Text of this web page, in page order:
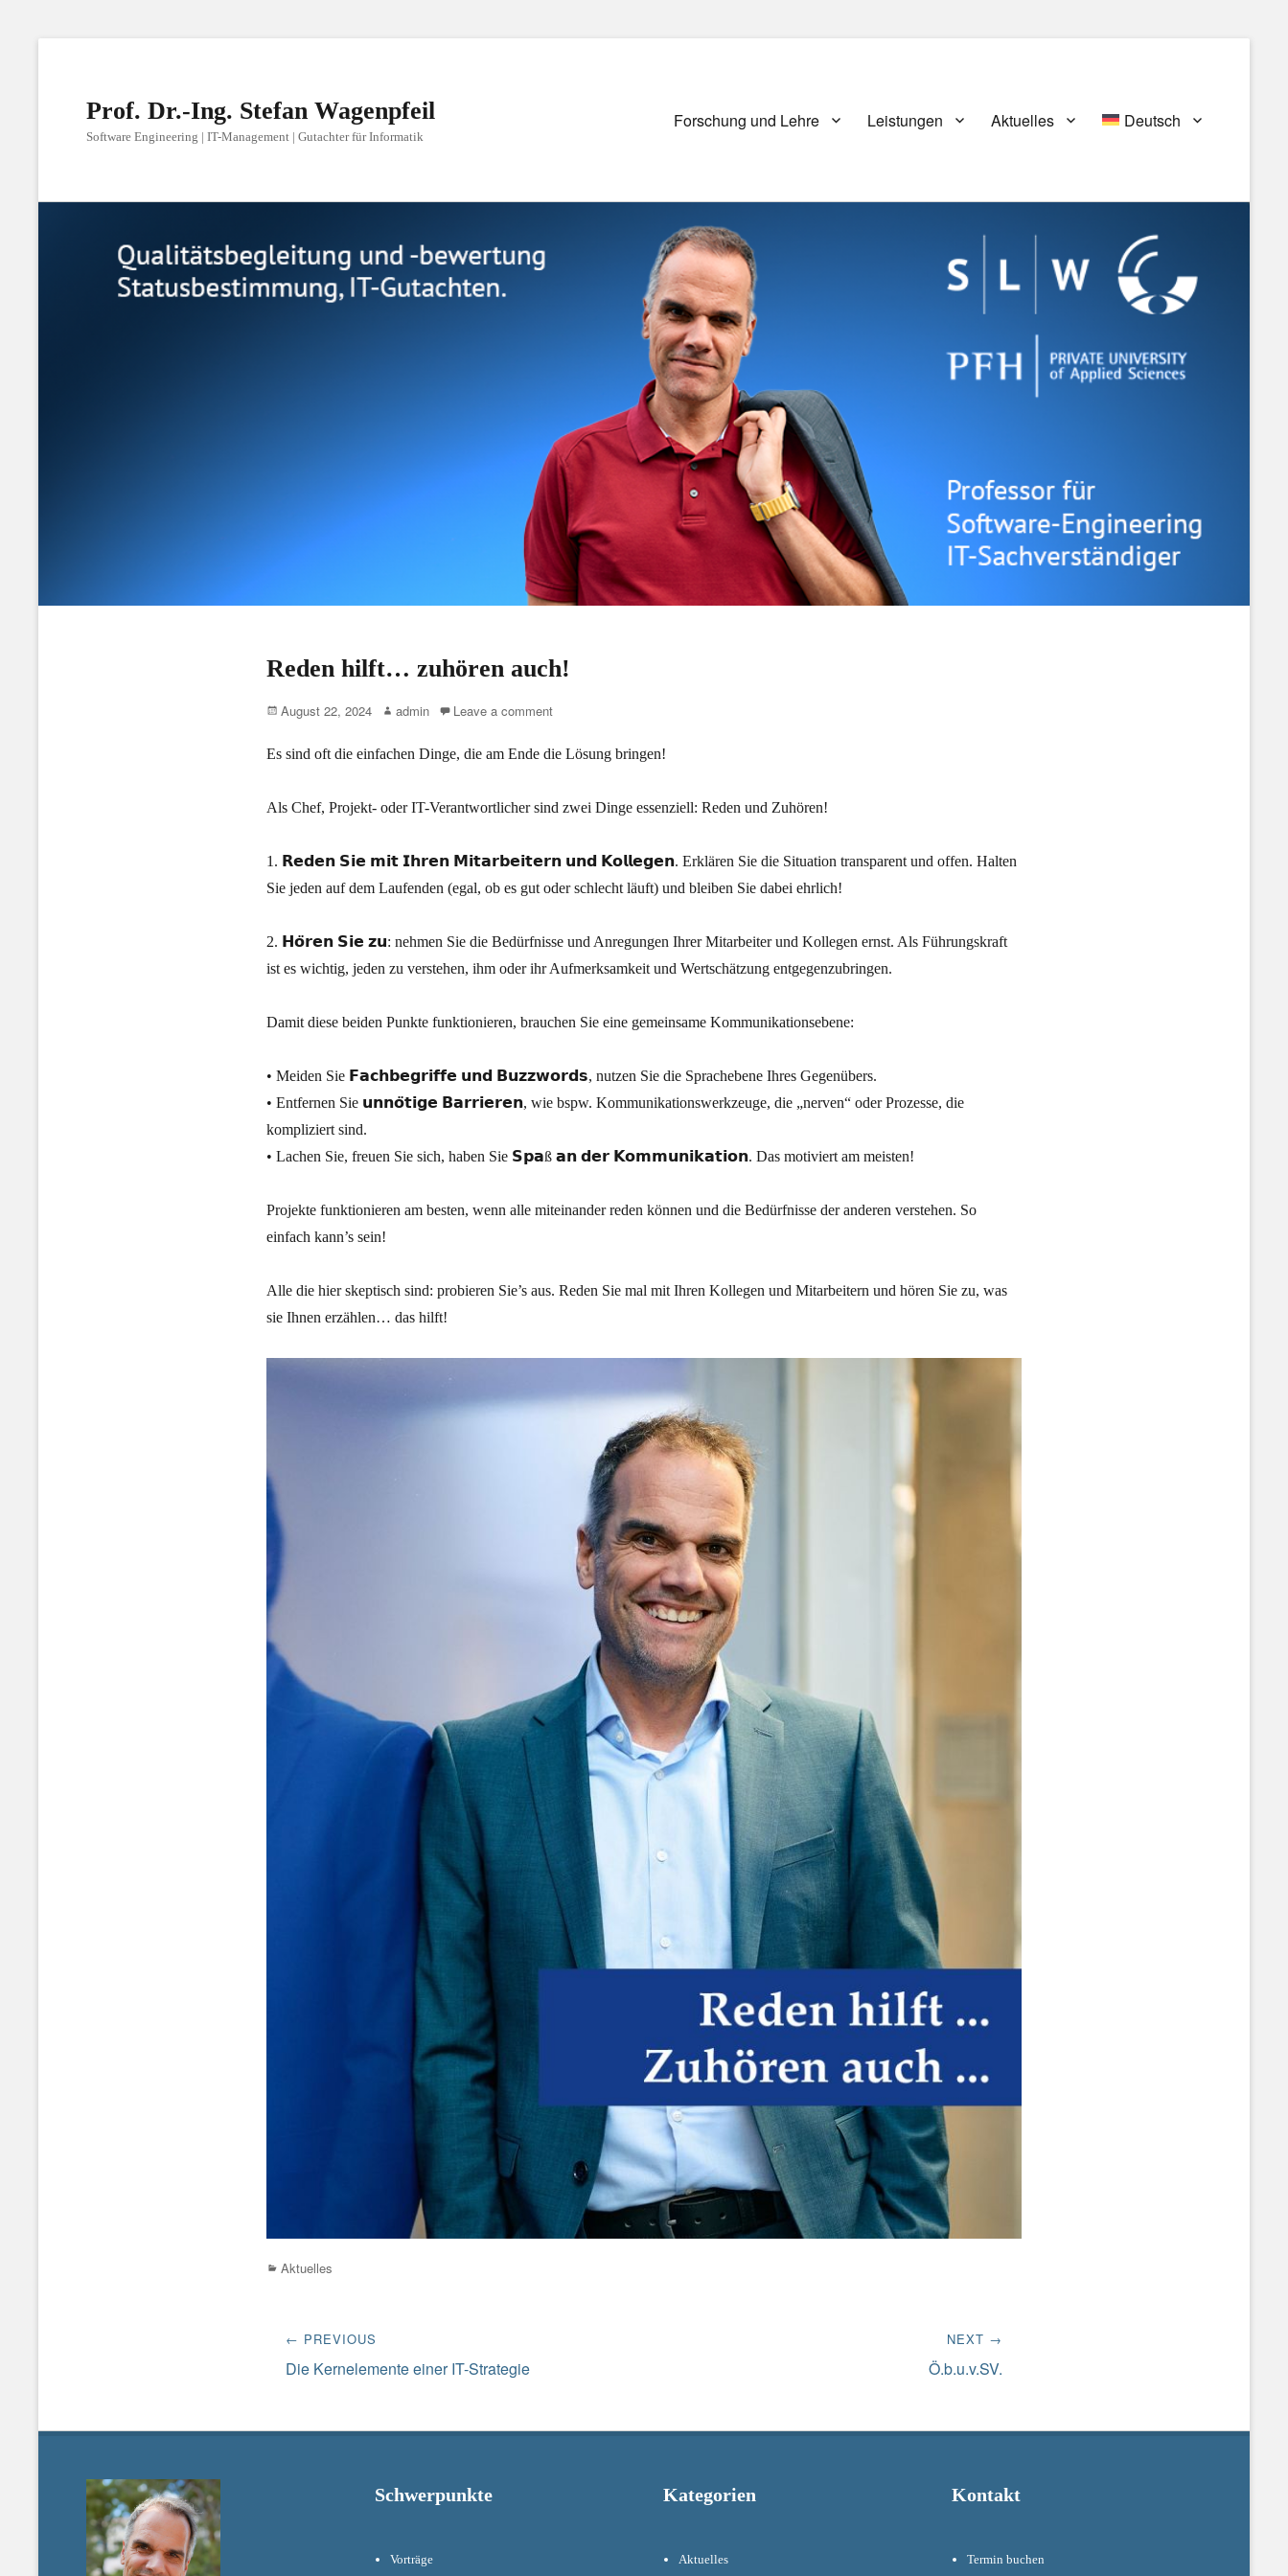
Prof. Dr.-Ing. Stefan Wagenpfeil
Software Engineering | IT-Management | Gutachter für Informatik
Primary
Forschung und Lehre Leistungen Aktuelles Deutsch
Reden hilft… zuhören auch!
Posted
August 22, 2024 Author
admin Leave a comment
Es sind oft die einfachen Dinge, die am Ende die Lösung bringen!
Als Chef, Projekt- oder IT-Verantwortlicher sind zwei Dinge essenziell: Reden und Zuhören!
1. 𝗥𝗲𝗱𝗲𝗻 𝗦𝗶𝗲 𝗺𝗶𝘁 𝗜𝗵𝗿𝗲𝗻 𝗠𝗶𝘁𝗮𝗿𝗯𝗲𝗶𝘁𝗲𝗿𝗻 𝘂𝗻𝗱 𝗞𝗼𝗹𝗹𝗲𝗴𝗲𝗻. Erklären Sie die Situation transparent und offen. Halten
Sie jeden auf dem Laufenden (egal, ob es gut oder schlecht läuft) und bleiben Sie dabei ehrlich!
2. 𝗛𝗼̈𝗿𝗲𝗻 𝗦𝗶𝗲 𝘇𝘂: nehmen Sie die Bedürfnisse und Anregungen Ihrer Mitarbeiter und Kollegen ernst. Als Führungskraft
ist es wichtig, jeden zu verstehen, ihm oder ihr Aufmerksamkeit und Wertschätzung entgegenzubringen.
Damit diese beiden Punkte funktionieren, brauchen Sie eine gemeinsame Kommunikationsebene:
• Meiden Sie 𝗙𝗮𝗰𝗵𝗯𝗲𝗴𝗿𝗶𝗳𝗳𝗲 𝘂𝗻𝗱 𝗕𝘂𝘇𝘇𝘄𝗼𝗿𝗱𝘀, nutzen Sie die Sprachebene Ihres Gegenübers.
• Entfernen Sie 𝘂𝗻𝗻𝗼̈𝘁𝗶𝗴𝗲 𝗕𝗮𝗿𝗿𝗶𝗲𝗿𝗲𝗻, wie bspw. Kommunikationswerkzeuge, die „nerven“ oder Prozesse, die
kompliziert sind.
• Lachen Sie, freuen Sie sich, haben Sie 𝗦𝗽𝗮ß 𝗮𝗻 𝗱𝗲𝗿 𝗞𝗼𝗺𝗺𝘂𝗻𝗶𝗸𝗮𝘁𝗶𝗼𝗻. Das motiviert am meisten!
Projekte funktionieren am besten, wenn alle miteinander reden können und die Bedürfnisse der anderen verstehen. So
einfach kann’s sein!
Alle die hier skeptisch sind: probieren Sie’s aus. Reden Sie mal mit Ihren Kollegen und Mitarbeitern und hören Sie zu, was
sie Ihnen erzählen… das hilft!
Categories
Aktuelles
Beitrags-
Navigation
← PREVIOUS
Previous
Die Kernelemente einer IT-Strategie
NEXT →
Ö.b.u.v.SV.
Schwerpunkte
Vorträge
Kategorien
Aktuelles
Kontakt
Termin buchen